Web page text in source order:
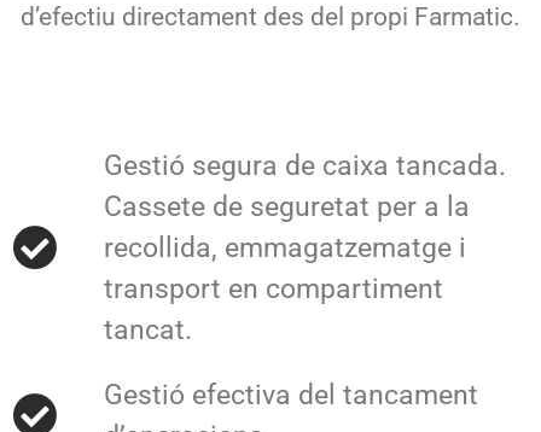
d’efectiu directament des del propi Farmatic.
Gestió segura de caixa tancada.
Cassete de seguretat per a la
recollida, emmagatzematge i
transport en compartiment
tancat.
Gestió efectiva del tancament